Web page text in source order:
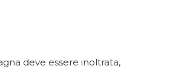
deve essere inoltrata,